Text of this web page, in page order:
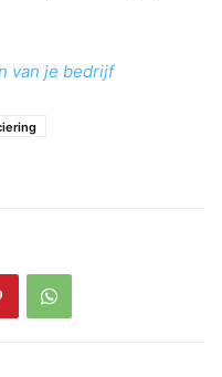
van je bedrijf